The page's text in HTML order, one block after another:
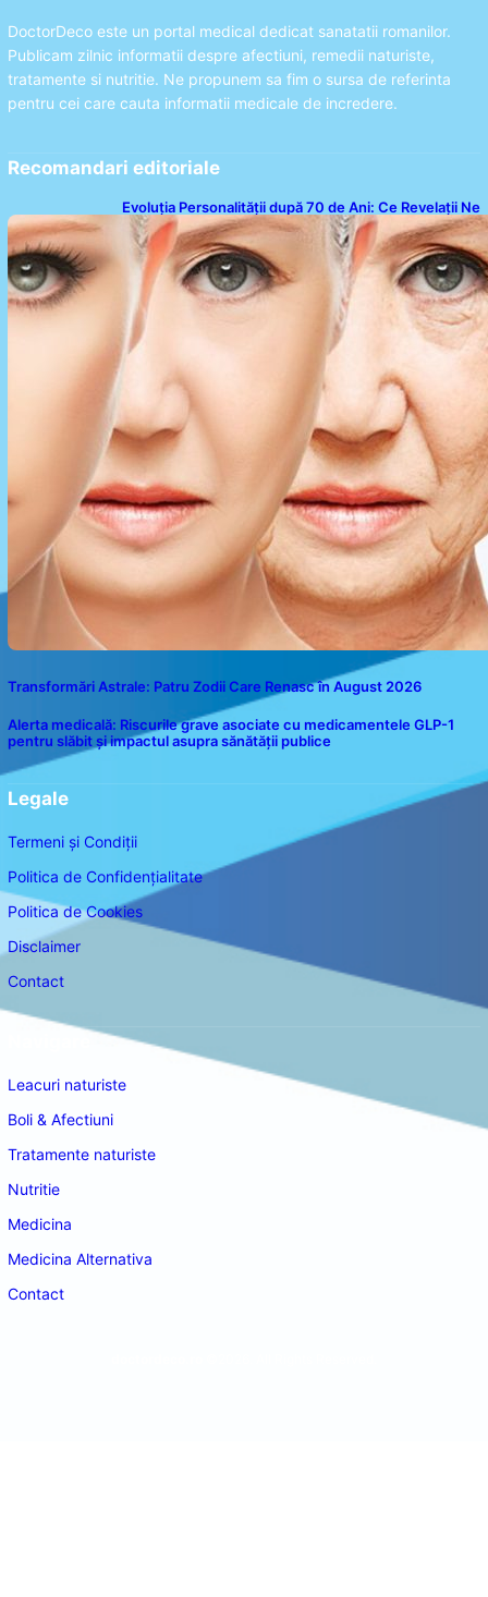
DoctorDeco este un portal medical dedicat sanatatii romanilor.
Publicam zilnic informatii despre afectiuni, remedii naturiste,
tratamente si nutritie. Ne propunem sa fim o sursa de referinta
pentru cei care cauta informatii medicale de incredere.
Recomandari editoriale
Evoluția Personalității după 70 de Ani: Ce Revelații Ne
Oferă Studiile Psihologice
Transformări Astrale: Patru Zodii Care Renasc în August 2026
Alerta medicală: Riscurile grave asociate cu medicamentele GLP-1
pentru slăbit și impactul asupra sănătății publice
Legale
Termeni și Condiții
Politica de Confidențialitate
Politica de Cookies
Disclaimer
Contact
Leacuri naturiste
Boli & Afectiuni
Tratamente naturiste
Nutritie
Medicina
Medicina Alternativa
Contact